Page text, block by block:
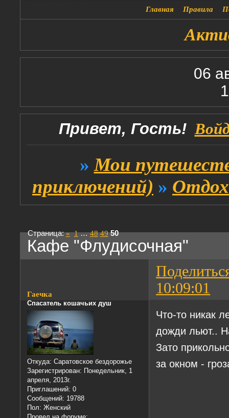
Главная Правила
06
Привет, Гость!
» Мои
приключений) »
Кафе "Флудисочная"
Страница:« 1 … 48 49 50
10:09:01
Гаечка
Спасатель кошачьих душ
Откуда: Саратовское бездорожье
Зарегистрирован: Понедельник, 1
апреля, 2013г.
Приглашений: 0
Сообщений: 19788
Пол: Женский
Что-то никак
дожди льют..
Зато
за окном -